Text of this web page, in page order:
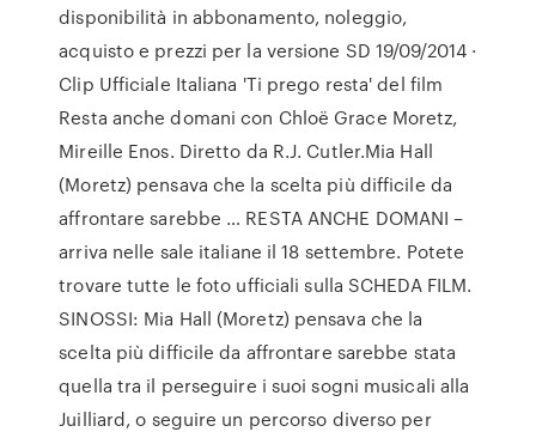
disponibilità in abbonamento, noleggio,
acquisto e prezzi per la versione SD 19/09/2014 ·
Clip Ufficiale Italiana 'Ti prego resta' del film
Resta anche domani con Chloë Grace Moretz,
Mireille Enos. Diretto da R.J. Cutler.Mia Hall
(Moretz) pensava che la scelta più difficile da
affrontare sarebbe … RESTA ANCHE DOMANI –
arriva nelle sale italiane il 18 settembre. Potete
trovare tutte le foto ufficiali sulla SCHEDA FILM.
SINOSSI: Mia Hall (Moretz) pensava che la
scelta più difficile da affrontare sarebbe stata
quella tra il perseguire i suoi sogni musicali alla
Juilliard, o seguire un percorso diverso per